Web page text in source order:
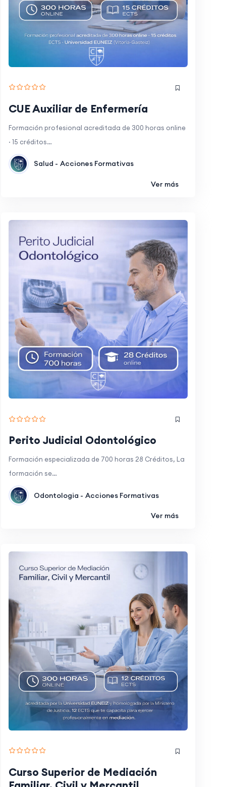
CUE Auxiliar de Enfermería
Formación profesional acreditada de 300 horas online
· 15 créditos…
Salud - Acciones Formativas
Ver más
Perito Judicial Odontológico
Formación especializada de 700 horas 28 Créditos, La
formación se…
Odontologia - Acciones Formativas
Ver más
Curso Superior de Mediación